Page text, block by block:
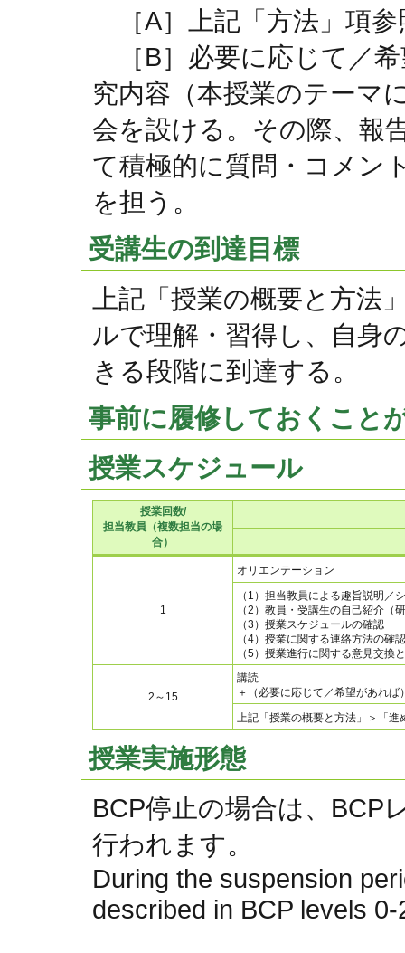
［A］上記「方法」項参
［B］必要に応じて／
究内容（本授業のテーマ
会を設ける。その際、報
て積極的に質問・コメン
を担う。
受講生の到達目標
上記「授業の概要と方法
ルで理解・習得し、自身
きる段階に到達する。
事前に履修しておくこと
授業スケジュール
授業回数/
担当教員（複数担当の場
合）
1
オリエンテーション
（1）担当教員による趣旨説明／
（2）教員・受講生の自己紹介（
（3）授業スケジュールの確認
（4）授業に関する連絡方法の確認
（5）授業進行に関する意見交換
2～15
講読
＋（必要に応じて／希望があれば
上記「授業の概要と方法」＞「進
授業実施形態
BCP停止の場合は、BCP
行われます。
During the suspension
described in BCP levels 0-